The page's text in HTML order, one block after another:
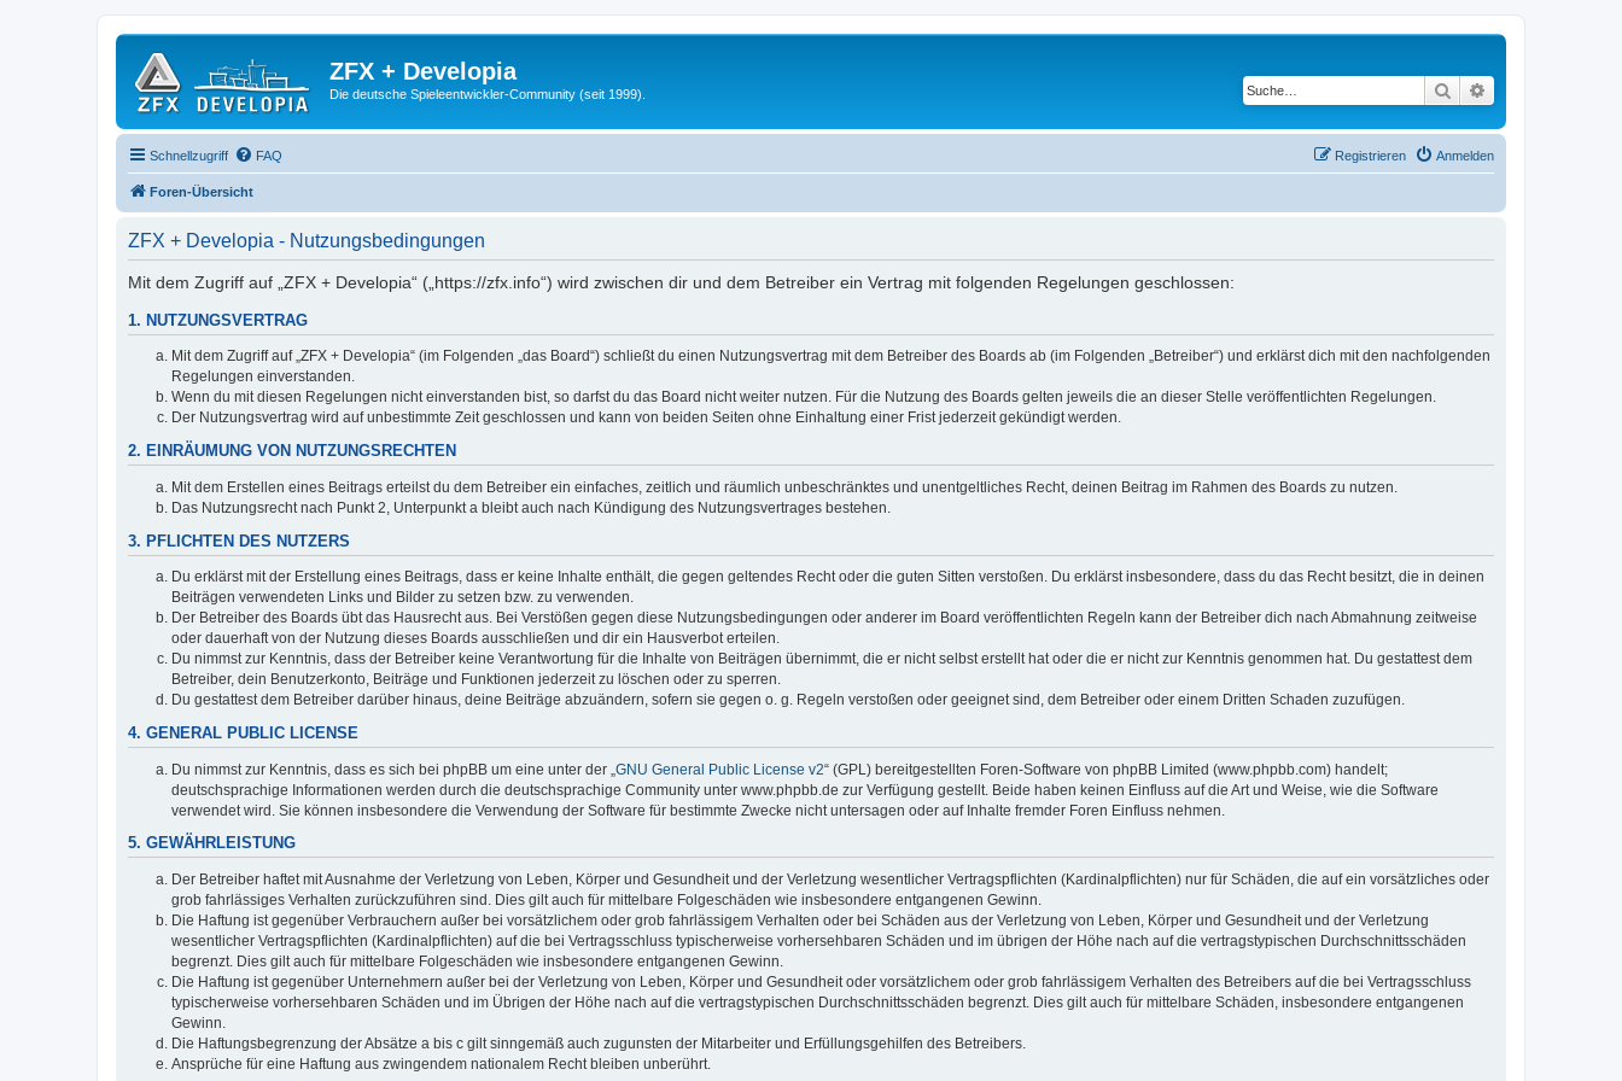
ZFX + Developia
Die deutsche Spieleentwickler-Community (seit 1999). Suche
Schnellzugriff FAQ Anmelden
Registrieren
Foren-Übersicht
ZFX + Developia - Nutzungsbedingungen
Mit dem Zugriff auf „ZFX + Developia“ („https://zfx.info“) wird zwischen dir und dem Betreiber ein Vertrag mit folgenden Regelungen geschlossen:
1. NUTZUNGSVERTRAG
Mit dem Zugriff auf „ZFX + Developia“ (im Folgenden „das Board“) schließt du einen Nutzungsvertrag mit dem Betreiber des Boards ab (im Folgenden „Betreiber“) und erklärst dich mit den nachfolgenden
Regelungen einverstanden.
Wenn du mit diesen Regelungen nicht einverstanden bist, so darfst du das Board nicht weiter nutzen. Für die Nutzung des Boards gelten jeweils die an dieser Stelle veröffentlichten Regelungen.
Der Nutzungsvertrag wird auf unbestimmte Zeit geschlossen und kann von beiden Seiten ohne Einhaltung einer Frist jederzeit gekündigt werden.
2. EINRÄUMUNG VON NUTZUNGSRECHTEN
Mit dem Erstellen eines Beitrags erteilst du dem Betreiber ein einfaches, zeitlich und räumlich unbeschränktes und unentgeltliches Recht, deinen Beitrag im Rahmen des Boards zu nutzen.
Das Nutzungsrecht nach Punkt 2, Unterpunkt a bleibt auch nach Kündigung des Nutzungsvertrages bestehen.
3. PFLICHTEN DES NUTZERS
Du erklärst mit der Erstellung eines Beitrags, dass er keine Inhalte enthält, die gegen geltendes Recht oder die guten Sitten verstoßen. Du erklärst insbesondere, dass du das Recht besitzt, die in deinen
Beiträgen verwendeten Links und Bilder zu setzen bzw. zu verwenden.
Der Betreiber des Boards übt das Hausrecht aus. Bei Verstößen gegen diese Nutzungsbedingungen oder anderer im Board veröffentlichten Regeln kann der Betreiber dich nach Abmahnung zeitweise
oder dauerhaft von der Nutzung dieses Boards ausschließen und dir ein Hausverbot erteilen.
Du nimmst zur Kenntnis, dass der Betreiber keine Verantwortung für die Inhalte von Beiträgen übernimmt, die er nicht selbst erstellt hat oder die er nicht zur Kenntnis genommen hat. Du gestattest dem
Betreiber, dein Benutzerkonto, Beiträge und Funktionen jederzeit zu löschen oder zu sperren.
Du gestattest dem Betreiber darüber hinaus, deine Beiträge abzuändern, sofern sie gegen o. g. Regeln verstoßen oder geeignet sind, dem Betreiber oder einem Dritten Schaden zuzufügen.
4. GENERAL PUBLIC LICENSE
Du nimmst zur Kenntnis, dass es sich bei phpBB um eine unter der „ GNU General Public License v2“ (GPL) bereitgestellten Foren-Software von phpBB Limited (www.phpbb.com) handelt;
deutschsprachige Informationen werden durch die deutschsprachige Community unter www.phpbb.de zur Verfügung gestellt. Beide haben keinen Einfluss auf die Art und Weise, wie die Software
verwendet wird. Sie können insbesondere die Verwendung der Software für bestimmte Zwecke nicht untersagen oder auf Inhalte fremder Foren Einfluss nehmen.
5. GEWÄHRLEISTUNG
Der Betreiber haftet mit Ausnahme der Verletzung von Leben, Körper und Gesundheit und der Verletzung wesentlicher Vertragspflichten (Kardinalpflichten) nur für Schäden, die auf ein vorsätzliches oder
grob fahrlässiges Verhalten zurückzuführen sind. Dies gilt auch für mittelbare Folgeschäden wie insbesondere entgangenen Gewinn.
Die Haftung ist gegenüber Verbrauchern außer bei vorsätzlichem oder grob fahrlässigem Verhalten oder bei Schäden aus der Verletzung von Leben, Körper und Gesundheit und der Verletzung
wesentlicher Vertragspflichten (Kardinalpflichten) auf die bei Vertragsschluss typischerweise vorhersehbaren Schäden und im übrigen der Höhe nach auf die vertragstypischen Durchschnittsschäden
begrenzt. Dies gilt auch für mittelbare Folgeschäden wie insbesondere entgangenen Gewinn.
Die Haftung ist gegenüber Unternehmern außer bei der Verletzung von Leben, Körper und Gesundheit oder vorsätzlichem oder grob fahrlässigem Verhalten des Betreibers auf die bei Vertragsschluss
typischerweise vorhersehbaren Schäden und im Übrigen der Höhe nach auf die vertragstypischen Durchschnittsschäden begrenzt. Dies gilt auch für mittelbare Schäden, insbesondere entgangenen
Gewinn.
Die Haftungsbegrenzung der Absätze a bis c gilt sinngemäß auch zugunsten der Mitarbeiter und Erfüllungsgehilfen des Betreibers.
Ansprüche für eine Haftung aus zwingendem nationalem Recht bleiben unberührt.